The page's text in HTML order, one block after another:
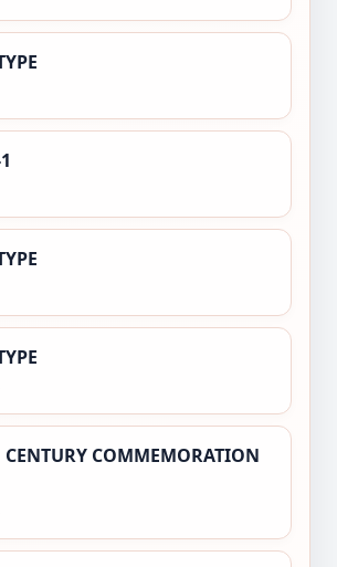
COMMEMORATION